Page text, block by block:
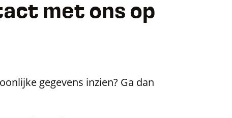
met ons op
gegevens inzien? Ga dan